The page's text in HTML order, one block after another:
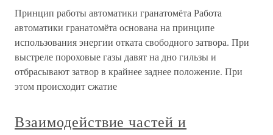
Принцип работы автоматики гранатомёта Работа
автоматики гранатомёта основана на принципе
использования энергии отката свободного затвора. При
выстреле пороховые газы давят на дно гильзы и
отбрасывают затвор в крайнее заднее положение. При
этом происходит сжатие
Взаимодействие частей и